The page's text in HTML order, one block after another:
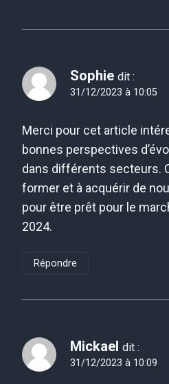
Sophie dit :
31/12/2023 à 10:05
Merci pour cet article
bonnes perspectives
dans différents secteurs.
former et à acquérir de
pour être prêt pour le
2024.
Répondre
Mickael dit :
31/12/2023 à 10:09